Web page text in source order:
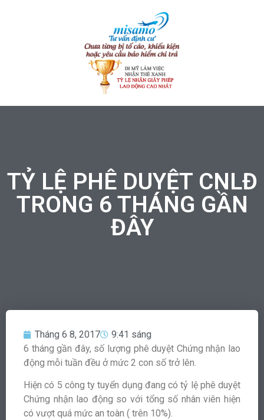
TỶ LỆ PHÊ DUYỆT CNLĐ
TRONG 6 THÁNG GẦN
ĐÂY
Tháng 6 8, 2017
9:41 sáng
6 tháng gần đây, số lượng phê duyệt Chứng nhận lao
động mỗi tuần đều ở mức 2 con số trở lên.
Hiện có 5 công ty tuyển dụng đang có tỷ lệ phê duyệt
Chứng nhận lao động so với tổng số nhân viên hiện
có vượt quá mức an toàn ( trên 10%).